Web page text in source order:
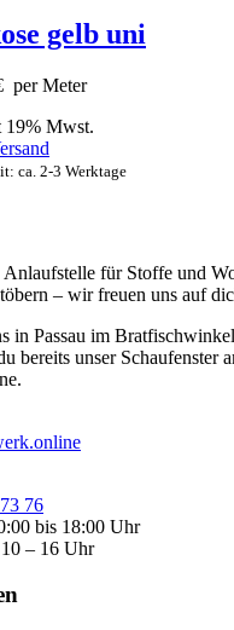
gelb uni
per Meter
19% Mwst.
ca. 2-3 Werktage
für Stoffe und
– wir freuen uns auf
in Passau im
bereits unser Schaufenster
76
bis 18:00 Uhr
– 16 Uhr